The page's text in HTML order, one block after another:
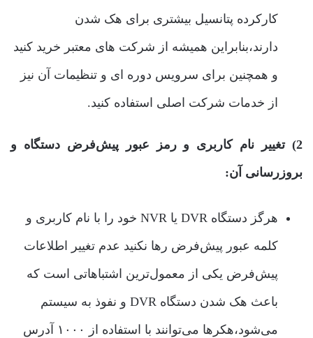
کارکرده پتانسیل بیشتری برای هک شدن
دارند،بنابراین همیشه از شرکت های معتبر خرید کنید
و همچنین برای سرویس دوره ای و تنظیمات آن نیز
از خدمات شرکت اصلی استفاده کنید.
2) تغییر نام کاربری و رمز عبور پیش‌فرض دستگاه و
بروزرسانی آن:
هرگز دستگاه DVR یا NVR خود را با نام کاربری و
کلمه عبور پیش‌فرض رها نکنید عدم تغییر اطلاعات
پیش‌فرض یکی از معمول‌ترین اشتباهاتی است که
باعث هک شدن دستگاه DVR و نفوذ به سیستم
می‌شود،هکرها می‌توانند با استفاده از ۱۰۰۰ آدرس